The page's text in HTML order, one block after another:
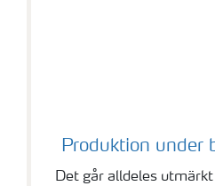
Produktion under
Det går alldeles